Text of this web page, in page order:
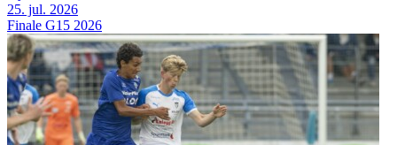
25. jul. 2026
Finale G15 2026